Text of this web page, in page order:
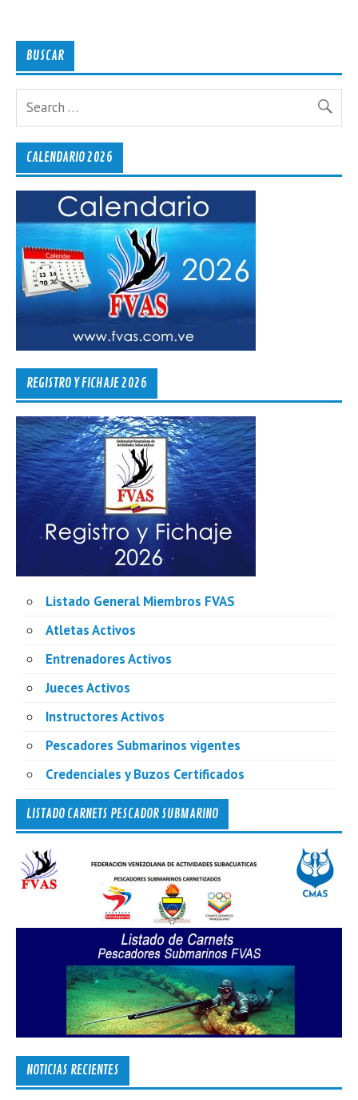
BUSCAR
CALENDARIO 2026
REGISTRO Y FICHAJE 2026
Listado General Miembros FVAS
Atletas Activos
Entrenadores Activos
Jueces Activos
Instructores Activos
Pescadores Submarinos vigentes
Credenciales y Buzos Certificados
LISTADO CARNETS PESCADOR SUBMARINO
NOTICIAS RECIENTES